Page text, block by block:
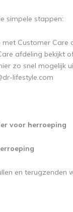
simpele stappen:
Customer Care
afdeling bekijkt
zo snel mogelijk
lifestyle.com
voor herroeping
en terugzenden